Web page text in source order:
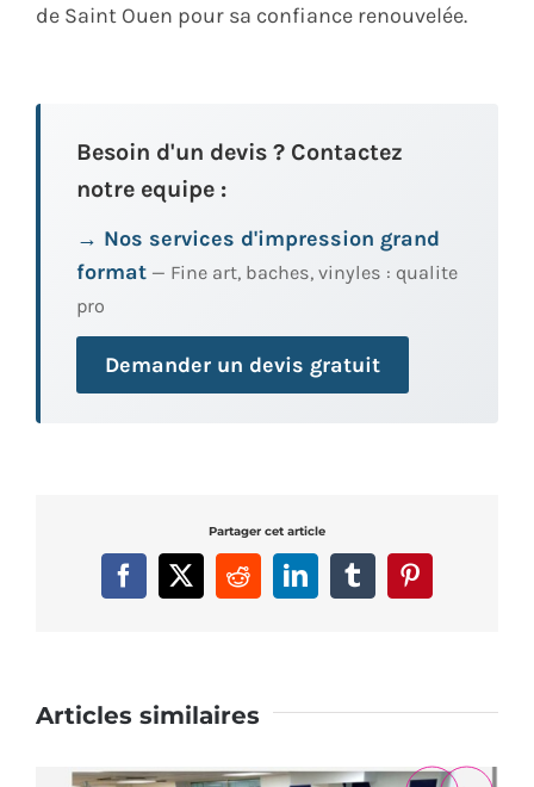
de Saint Ouen pour sa confiance renouvelée.
Besoin d'un devis ? Contactez
notre equipe :
→ Nos services d'impression grand
format — Fine art, baches, vinyles : qualite
pro
Demander un devis gratuit
Partager cet article
Facebook
X RedditLinkedInTumblrPinterest
Articles similaires